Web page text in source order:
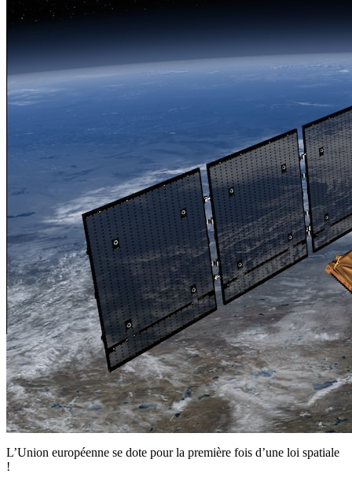
L’Union européenne se dote pour la première fois d’une loi spatiale
!